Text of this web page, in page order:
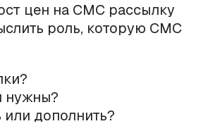
цен на СМС рассылку
роль, которую СМС
нужны?
дополнить?